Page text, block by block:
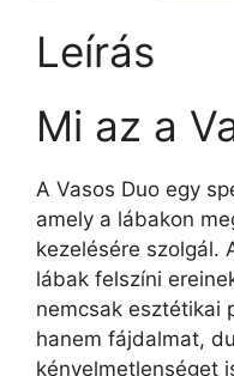
Leírás
Mi az a
A Vasos Duo egy
amely a lábakon
kezelésére szolgál.
lábak felszíni
nemcsak esztétikai
hanem fájdalmat,
kényelmetlenséget